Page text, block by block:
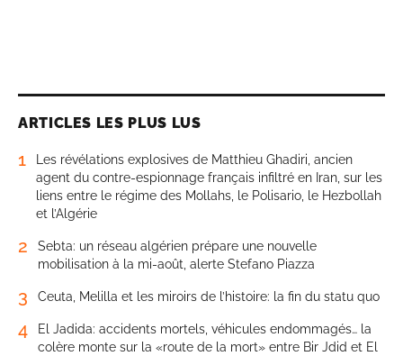
ARTICLES LES PLUS LUS
1
Les révélations explosives de Matthieu Ghadiri, ancien
agent du contre-espionnage français infiltré en Iran, sur les
liens entre le régime des Mollahs, le Polisario, le Hezbollah
et l’Algérie
2
Sebta: un réseau algérien prépare une nouvelle
mobilisation à la mi-août, alerte Stefano Piazza
3 Ceuta, Melilla et les miroirs de l’histoire: la fin du statu quo
4
El Jadida: accidents mortels, véhicules endommagés… la
colère monte sur la «route de la mort» entre Bir Jdid et El